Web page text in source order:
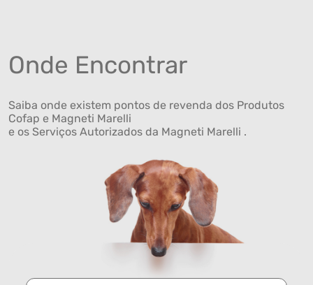
Onde Encontrar
Saiba onde existem pontos de revenda dos Produtos
Cofap e Magneti Marelli
e os Serviços Autorizados da Magneti Marelli .